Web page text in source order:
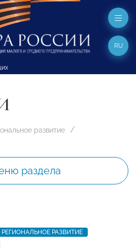
RU
развитие
раздела
РЕГИОНАЛЬНОЕ РАЗВИТИЕ